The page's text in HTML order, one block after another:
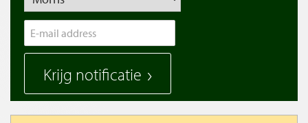
Krijg notificatie